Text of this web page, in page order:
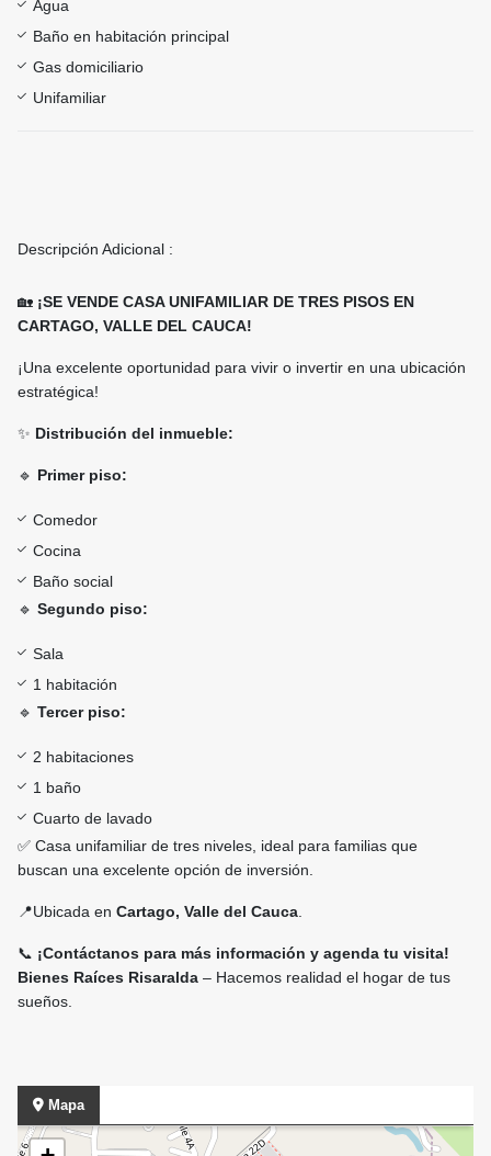
Agua
Baño en habitación principal
Gas domiciliario
Unifamiliar
Descripción Adicional :
🏡 ¡SE VENDE CASA UNIFAMILIAR DE TRES PISOS EN
CARTAGO, VALLE DEL CAUCA!
¡Una excelente oportunidad para vivir o invertir en una ubicación
estratégica!
✨ Distribución del inmueble:
🔹 Primer piso:
Comedor
Cocina
Baño social
🔹 Segundo piso:
Sala
1 habitación
🔹 Tercer piso:
2 habitaciones
1 baño
Cuarto de lavado
✅ Casa unifamiliar de tres niveles, ideal para familias que
buscan una excelente opción de inversión.
📍Ubicada en Cartago, Valle del Cauca
📞 ¡Contáctanos para más información y agenda tu visita!
Bienes Raíces Risaralda – Hacemos realidad el hogar de tus
sueños.
Mapa